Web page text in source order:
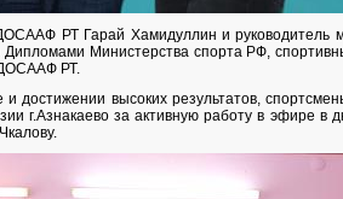
РТ Гарай Хамидуллин и руководитель
Дипломами Министерства спорта РФ,
РТ.
достижении высоких результатов,
г.Азнакаево за активную работу в эфире